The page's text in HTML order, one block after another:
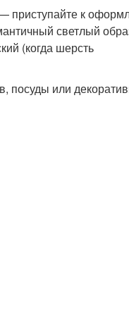
— приступайте к
светлый
(когда шерсть
посуды или